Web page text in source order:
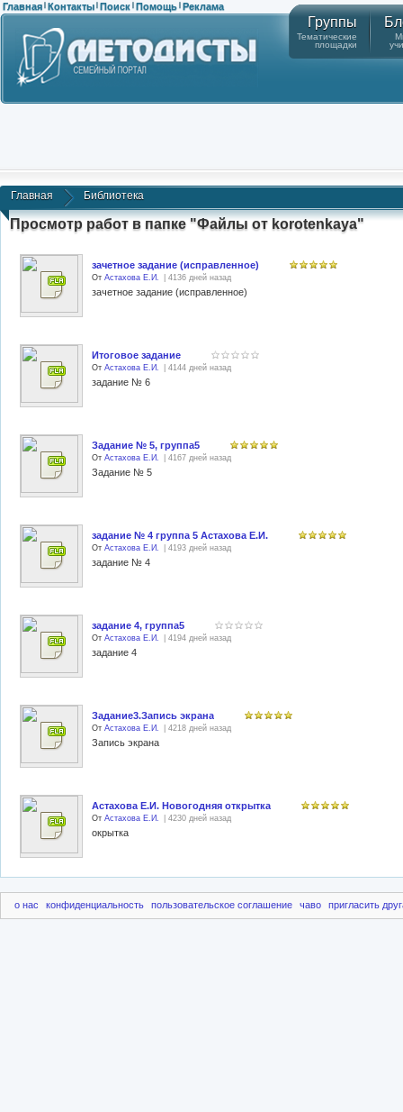
Главная | Контакты | Поиск | Помощь | Реклама
Группы
Тематические
площадки
Главная Библиотека
Просмотр работ в папке "Файлы от korotenkaya"
зачетное задание (исправленное)
От Астахова Е.И. | 4136 дней назад
зачетное задание (исправленное)
Итоговое задание
От Астахова Е.И. | 4144 дней назад
задание № 6
Задание № 5, группа5
От Астахова Е.И. | 4167 дней назад
Задание № 5
задание № 4 группа 5 Астахова Е.И.
От Астахова Е.И. | 4193 дней назад
задание № 4
задание 4, группа5
От Астахова Е.И. | 4194 дней назад
задание 4
Задание3.Запись экрана
От Астахова Е.И. | 4218 дней назад
Запись экрана
Астахова Е.И. Новогодняя открытка
От Астахова Е.И. | 4230 дней назад
окрытка
о нас конфиденциальность пользовательское соглашение чаво пригласить